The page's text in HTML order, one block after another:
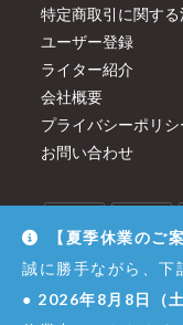
特定商取引に関す
ユーザー登録
ライター紹介
会社概要
プライバシーポリシ
お問い合わせ
【夏季休業のご案
誠に勝手ながら、下
● 2026年8月8日（